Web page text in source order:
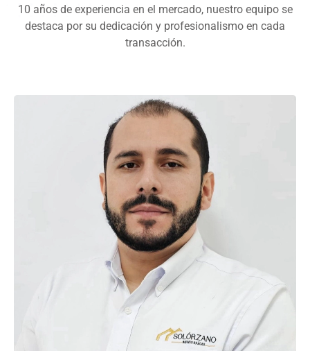
10 años de experiencia en el mercado, nuestro equipo se
destaca por su dedicación y profesionalismo en cada
transacción.